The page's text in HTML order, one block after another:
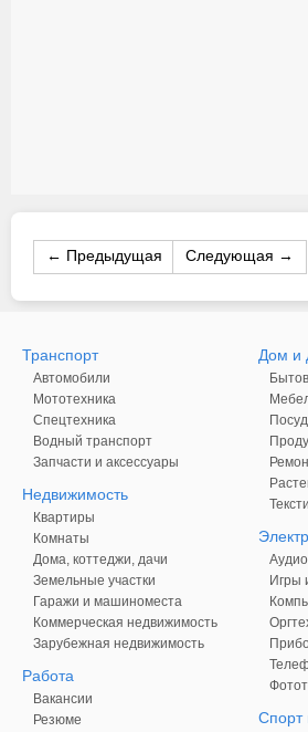
← Предыдущая Следующая →
Транспорт
Автомобили
Мототехника
Спецтехника
Водный транспорт
Запчасти и аксессуары
Недвижимость
Квартиры
Комнаты
Дома, коттеджи, дачи
Земельные участки
Гаражи и машиноместа
Коммерческая недвижимость
Зарубежная недвижимость
Работа
Вакансии
Резюме
Дом и
Игры
Спорт